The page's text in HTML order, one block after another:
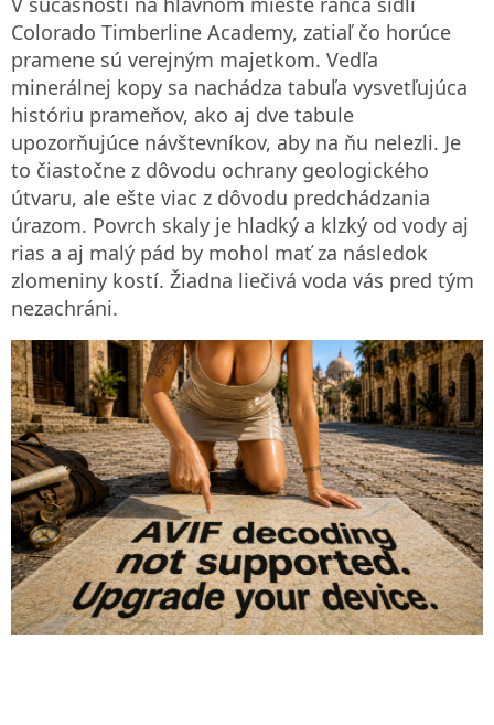
Colorado Timberline Academy, zatiaľ čo horúce
pramene sú verejným majetkom. Vedľa
minerálnej kopy sa nachádza tabuľa vysvetľujúca
históriu prameňov, ako aj dve tabule
upozorňujúce návštevníkov, aby na ňu nelezli. Je
to čiastočne z dôvodu ochrany geologického
útvaru, ale ešte viac z dôvodu predchádzania
úrazom. Povrch skaly je hladký a klzký od vody aj
rias a aj malý pád by mohol mať za následok
zlomeniny kostí. Žiadna liečivá voda vás pred tým
nezachráni.